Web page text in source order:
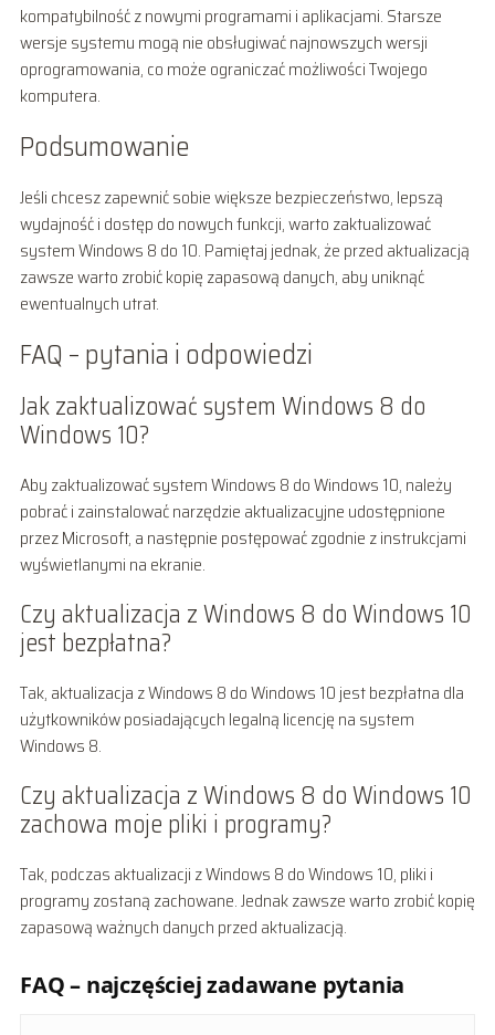
kompatybilność z nowymi programami i aplikacjami. Starsze
wersje systemu mogą nie obsługiwać najnowszych wersji
oprogramowania, co może ograniczać możliwości Twojego
komputera.
Podsumowanie
Jeśli chcesz zapewnić sobie większe bezpieczeństwo, lepszą
wydajność i dostęp do nowych funkcji, warto zaktualizować
system Windows 8 do 10. Pamiętaj jednak, że przed aktualizacją
zawsze warto zrobić kopię zapasową danych, aby uniknąć
ewentualnych utrat.
FAQ – pytania i odpowiedzi
Jak zaktualizować system Windows 8 do
Windows 10?
Aby zaktualizować system Windows 8 do Windows 10, należy
pobrać i zainstalować narzędzie aktualizacyjne udostępnione
przez Microsoft, a następnie postępować zgodnie z instrukcjami
wyświetlanymi na ekranie.
Czy aktualizacja z Windows 8 do Windows 10
jest bezpłatna?
Tak, aktualizacja z Windows 8 do Windows 10 jest bezpłatna dla
użytkowników posiadających legalną licencję na system
Windows 8.
Czy aktualizacja z Windows 8 do Windows 10
zachowa moje pliki i programy?
Tak, podczas aktualizacji z Windows 8 do Windows 10, pliki i
programy zostaną zachowane. Jednak zawsze warto zrobić kopię
zapasową ważnych danych przed aktualizacją.
FAQ – najczęściej zadawane pytania